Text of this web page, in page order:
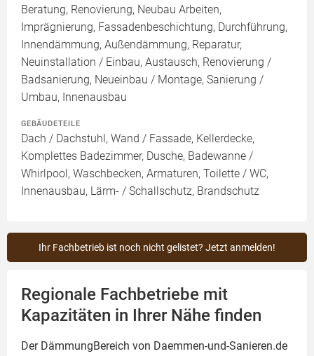
Beratung, Renovierung, Neubau Arbeiten,
Imprägnierung, Fassadenbeschichtung, Durchführung,
Innendämmung, Außendämmung, Reparatur,
Neuinstallation / Einbau, Austausch, Renovierung /
Badsanierung, Neueinbau / Montage, Sanierung /
Umbau, Innenausbau
GEBÄUDETEILE
Dach / Dachstuhl, Wand / Fassade, Kellerdecke,
Komplettes Badezimmer, Dusche, Badewanne /
Whirlpool, Waschbecken, Armaturen, Toilette / WC,
Innenausbau, Lärm- / Schallschutz, Brandschutz
Ihr Fachbetrieb ist noch nicht gelistet? Jetzt anmelden!
Regionale Fachbetriebe mit
Kapazitäten in Ihrer Nähe finden
Der DämmungBereich von Daemmen-und-Sanieren.de